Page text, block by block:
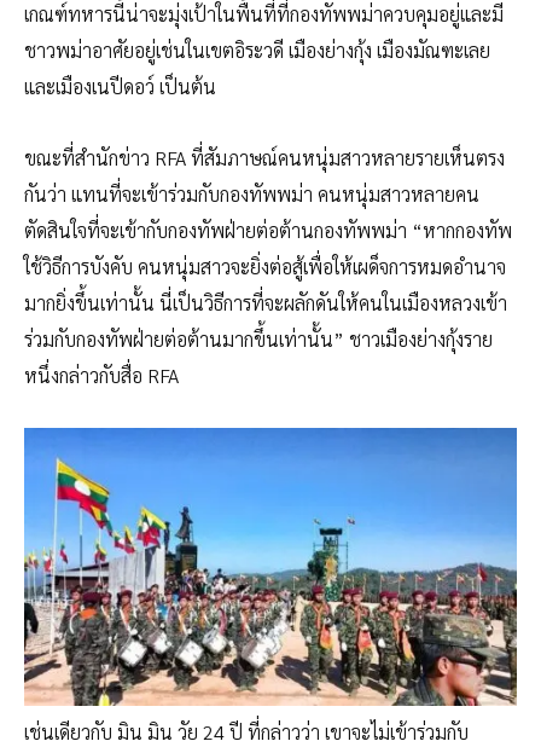
เกณฑ์ทหารนี้น่าจะมุ่งเป้าในพื้นที่ที่กองทัพพม่าควบคุมอยู่และมี
ชาวพม่าอาศัยอยู่เช่นในเขตอิระวดี เมืองย่างกุ้ง เมืองมัณฑะเลย
และเมืองเนปีดอว์ เป็นต้น
ขณะที่สำนักข่าว RFA ที่สัมภาษณ์คนหนุ่มสาวหลายรายเห็นตรง
กันว่า แทนที่จะเข้าร่วมกับกองทัพพม่า คนหนุ่มสาวหลายคน
ตัดสินใจที่จะเข้ากับกองทัพฝ่ายต่อต้านกองทัพพม่า “หากกองทัพ
ใช้วิธีการบังคับ คนหนุ่มสาวจะยิ่งต่อสู้เพื่อให้เผด็จการหมดอำนาจ
มากยิ่งขึ้นเท่านั้น นี่เป็นวิธีการที่จะผลักดันให้คนในเมืองหลวงเข้า
ร่วมกับกองทัพฝ่ายต่อต้านมากขึ้นเท่านั้น” ชาวเมืองย่างกุ้งราย
หนึ่งกล่าวกับสื่อ RFA
เช่นเดียวกับ มิน มิน วัย 24 ปี ที่กล่าวว่า เขาจะไม่เข้าร่วมกับ